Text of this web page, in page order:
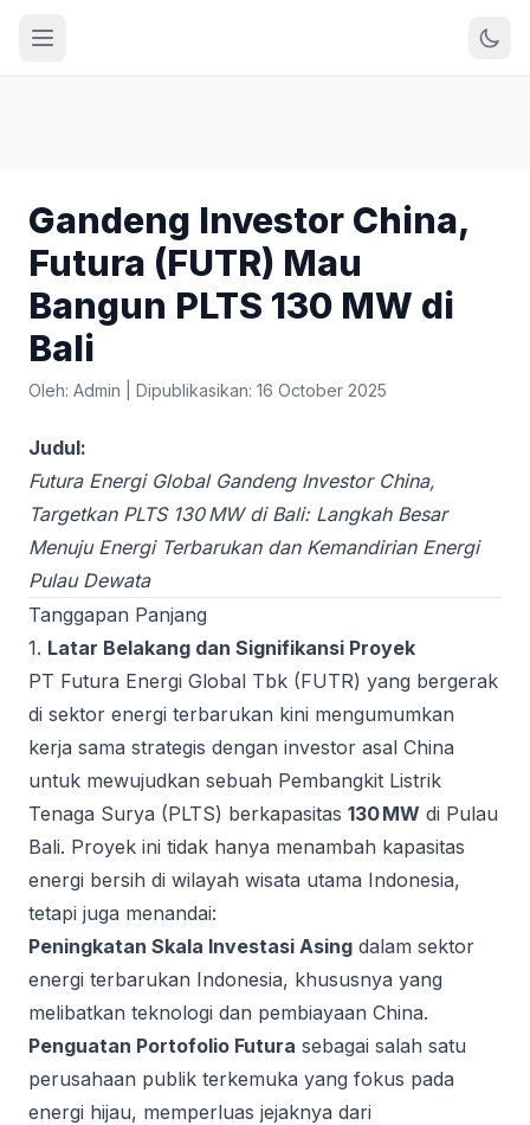
Gandeng Investor China,
Futura (FUTR) Mau
Bangun PLTS 130 MW di
Bali
Oleh: Admin Dipublikasikan: 16 October 2025
Judul:
Futura Energi Global Gandeng Investor China,
Targetkan PLTS 130 MW di Bali: Langkah Besar
Menuju Energi Terbarukan dan Kemandirian Energi
Pulau Dewata
Tanggapan Panjang
1. Latar Belakang dan Signifikansi Proyek
PT Futura Energi Global Tbk (FUTR) yang bergerak
di sektor energi terbarukan kini mengumumkan
kerja sama strategis dengan investor asal China
untuk mewujudkan sebuah Pembangkit Listrik
Tenaga Surya (PLTS) berkapasitas 130 MW di Pulau
Bali. Proyek ini tidak hanya menambah kapasitas
energi bersih di wilayah wisata utama Indonesia,
tetapi juga menandai:
Peningkatan Skala Investasi Asing dalam sektor
energi terbarukan Indonesia, khususnya yang
melibatkan teknologi dan pembiayaan China.
Penguatan Portofolio Futura sebagai salah satu
perusahaan publik terkemuka yang fokus pada
energi hijau, memperluas jejaknya dari